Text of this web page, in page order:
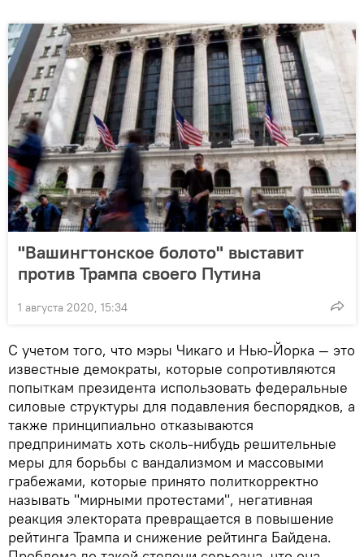
"Вашингтонское болото" выставит
против Трампа своего Путина
1 августа 2020, 15:34
С учетом того, что мэры Чикаго и Нью-Йорка — это
известные демократы, которые сопротивляются
попыткам президента использовать федеральные
силовые структуры для подавления беспорядков, а
также принципиально отказываются
предпринимать хоть сколь-нибудь решительные
меры для борьбы с вандализмом и массовыми
грабежами, которые принято политкорректно
называть "мирными протестами", негативная
реакция электората превращается в повышение
рейтинга Трампа и снижение рейтинга Байдена.